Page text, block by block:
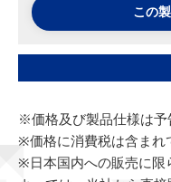
この
※価格及び製品仕様は予
※価格に消費税は含まれ
※日本国内への販売に限